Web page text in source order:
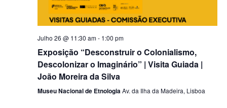
Julho 26 @ 11:30 am- 1:00 pm
Exposição “Desconstruir o Colonialismo,
Descolonizar o Imaginário” | Visita Guiada |
João Moreira da Silva
Museu Nacional de EtnologiaAv. da Ilha da Madeira, Lisboa